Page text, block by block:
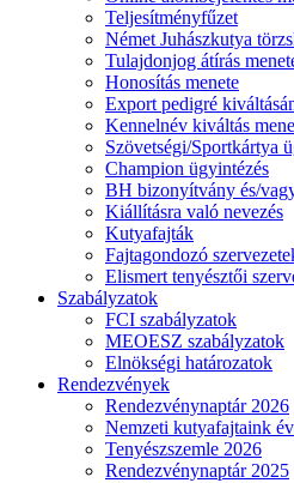
Teljesítményfűzet
Német Juhászkutya
Tulajdonjog átírás
Honosítás menete
Export pedigré
Kennelnév kiváltás
Szövetségi/Sportkártya
Champion ügyintézés
BH bizonyítvány és/
Kiállításra való nevezés
Kutyafajták
Fajtagondozó
Elismert tenyésztői
Szabályzatok
FCI szabályzatok
MEOESZ szabályzatok
Elnökségi határozatok
Rendezvények
Rendezvénynaptár 2026
Nemzeti kutyafajtaink
Tenyészszemle 2026
Rendezvénynaptár 2025